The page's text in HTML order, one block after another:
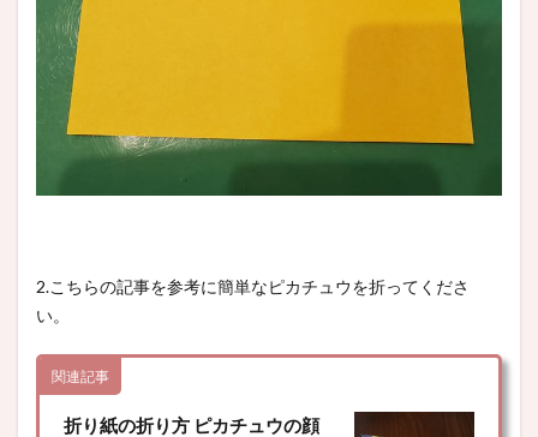
2.こちらの記事を参考に簡単なピカチュウを折ってくださ
い。
関連記事
折り紙の折り方 ピカチュウの顔